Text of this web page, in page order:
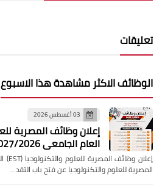
تعليقات
الوظائف الاكثر مشاهدة هذا الاسبوع
03 أغسطس 2026
العام الجامعي 2027/2026
المصرية للعلوم والتكنولوجيا عن فتح باب التقد…